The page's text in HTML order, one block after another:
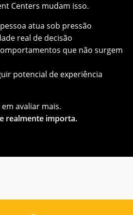
Centers mudam isso.
atua sob pressão
real de decisão
que não surgem
potencial de experiência
avaliar mais.
realmente importa.